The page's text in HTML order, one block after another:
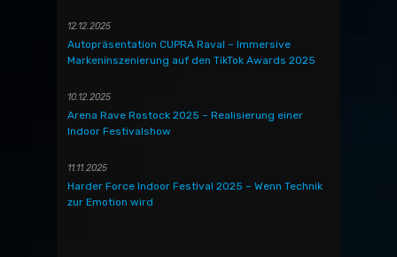
12.12.2025
Autopräsentation CUPRA Raval – Immersive
Markeninszenierung auf den TikTok Awards 2025
10.12.2025
Arena Rave Rostock 2025 – Realisierung einer
Indoor Festivalshow
11.11.2025
Harder Force Indoor Festival 2025 – Wenn Technik
zur Emotion wird